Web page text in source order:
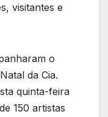
visitantes e
o
da Cia.
quinta-feira
150 artistas